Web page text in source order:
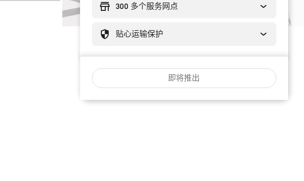
300 多个服务网点
贴心运输保护
即将推出